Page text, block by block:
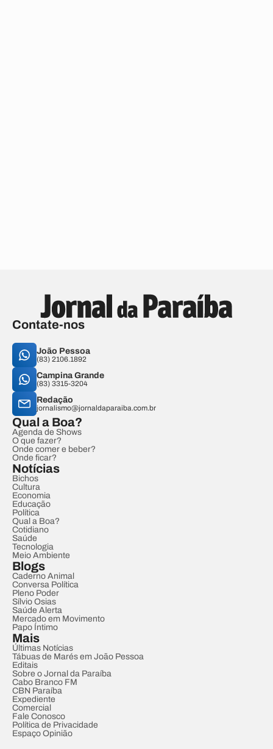
Contate-nos
João Pessoa
(83) 2106.1892
Campina Grande
(83) 3315-3204
Redação
jornalismo@jornaldaparaiba.com.br
Qual a Boa?
Agenda de Shows
O que fazer?
Onde comer e beber?
Onde ficar?
Notícias
Bichos
Cultura
Economia
Educação
Política
Qual a Boa?
Cotidiano
Saúde
Tecnologia
Meio Ambiente
Blogs
Caderno Animal
Conversa Política
Pleno Poder
Sílvio Osias
Saúde Alerta
Mercado em Movimento
Papo Íntimo
Mais
Últimas Notícias
Tábuas de Marés em João Pessoa
Editais
Sobre o Jornal da Paraíba
Cabo Branco FM
CBN Paraíba
Expediente
Comercial
Fale Conosco
Política de Privacidade
Espaço Opinião